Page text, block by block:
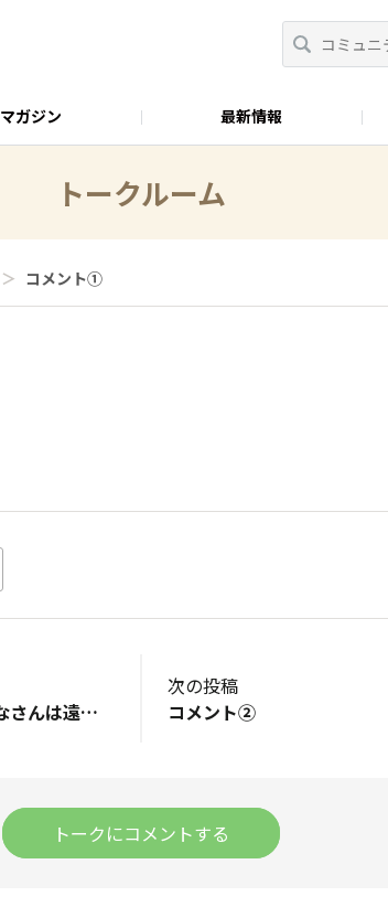
マガジン 最新情報
トークルーム
＞ コメント①
【来るゴールデンウィーク】みなさんは遠出やお出かけする予定はありますか？((私は元気に働く予定です)) もし遠出するならぜひこのお店に行って欲しい！または、行ってみたい！などありますか〜🧐？！ ちなみに、YOSEABEで詳細を知ることが出来ている、ニューオープンしたお店たちはお料理が魅力的なものが多くてめっっちゃ行きたいです☺️ ※最近仲良しの関根くんも貼り付けておきます笑
次の投稿
コメント②
トークにコメントする